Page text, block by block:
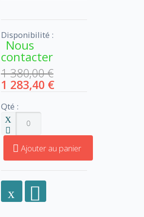
Disponibilité :
Nous
contacter
1 380,00 €
1 283,40 €
Qté :
Ajouter au panier